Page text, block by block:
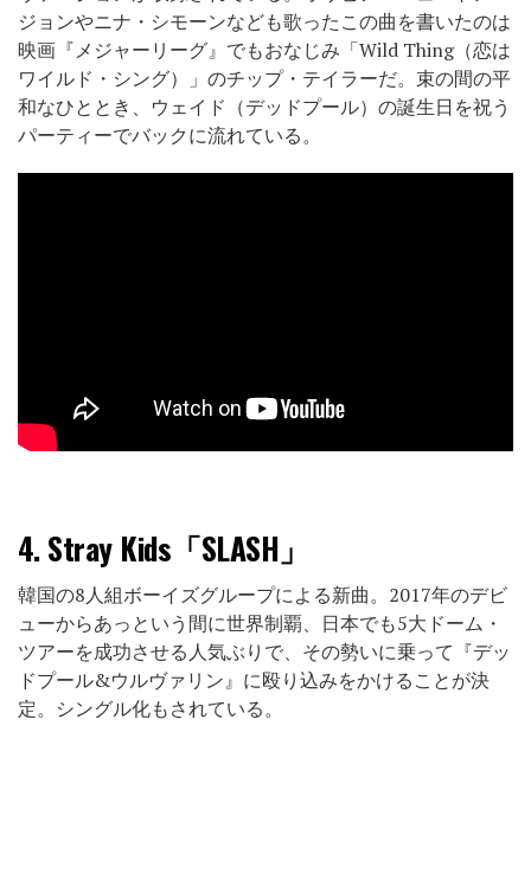
ジョンやニナ・シモーンなども歌ったこの曲を書いたのは
映画『メジャーリーグ』でもおなじみ「Wild Thing（恋は
ワイルド・シング）」のチップ・テイラーだ。束の間の平
和なひととき、ウェイド（デッドプール）の誕生日を祝う
パーティーでバックに流れている。
4.Stray Kids「SLASH」
韓国の8人組ボーイズグループによる新曲。2017年のデビ
ューからあっという間に世界制覇、日本でも5大ドーム・
ツアーを成功させる人気ぶりで、その勢いに乗って『デッ
ドプール&ウルヴァリン』に殴り込みをかけることが決
定。シングル化もされている。